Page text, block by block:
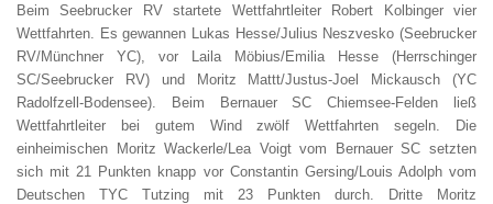
Beim Seebrucker RV startete Wettfahrtleiter Robert Kolbinger vier
Wettfahrten. Es gewannen Lukas Hesse/Julius Neszvesko (Seebrucker
RV/Münchner YC), vor Laila Möbius/Emilia Hesse (Herrschinger
SC/Seebrucker RV) und Moritz Mattt/Justus-Joel Mickausch (YC
Radolfzell-Bodensee). Beim Bernauer SC Chiemsee-Felden ließ
Wettfahrtleiter bei gutem Wind zwölf Wettfahrten segeln. Die
einheimischen Moritz Wackerle/Lea Voigt vom Bernauer SC setzten
sich mit 21 Punkten knapp vor Constantin Gersing/Louis Adolph vom
Deutschen TYC Tutzing mit 23 Punkten durch. Dritte Moritz